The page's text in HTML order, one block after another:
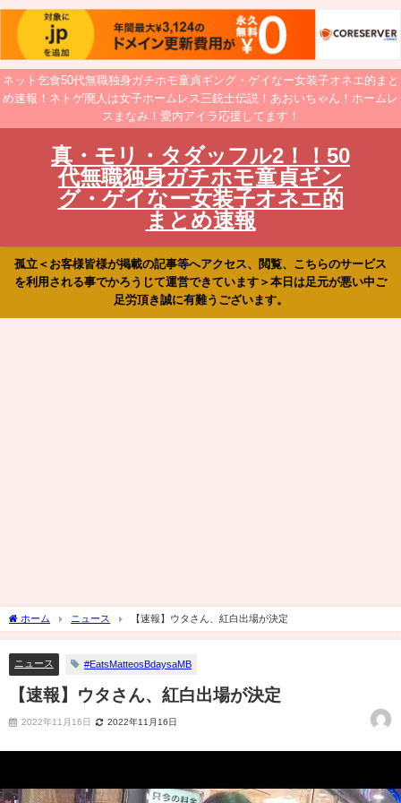
ネット乞食50代無職独身ガチホモ童貞ギング・ゲイなー女装子オネエ的まと
め速報！ネトゲ廃人は女子ホームレス三銃士伝説！あおいちゃん！ホームレ
スまなみ！愛内アイラ応援してます！
真・モリ・タダッフル2！！50
代無職独身ガチホモ童貞ギン
グ・ゲイなー女装子オネエ的
まとめ速報
孤立＜お客様皆様が掲載の記事等へアクセス、閲覧、こちらのサービス
を利用される事でかろうじて運営できています＞本日は足元が悪い中ご
足労頂き誠に有難うございます。
ホーム ニュース 【速報】ウタさん、紅白出場が決定
ニュース #EatsMatteosBdaysaMB
【速報】ウタさん、紅白出場が決定
2022年11月16日 2022年11月16日